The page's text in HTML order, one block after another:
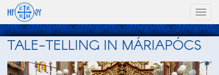
TALE-TELLING IN MÁRIAPÓCS